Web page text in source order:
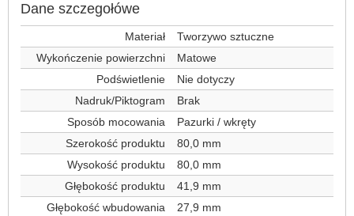
Dane szczegołówe
Materiał
Tworzywo sztuczne
Wykończenie powierzchni
Matowe
Podświetlenie
Nie dotyczy
Nadruk/Piktogram
Brak
Sposób mocowania
Pazurki / wkręty
Szerokość produktu
80,0 mm
Wysokość produktu
80,0 mm
Głębokość produktu
41,9 mm
Głębokość wbudowania
27,9 mm